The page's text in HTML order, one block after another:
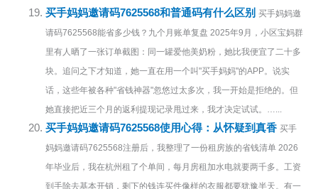
买手妈妈邀请码7625568和普通码有什么区别 买手妈妈邀
请码7625568能省多少钱？九个月账单复盘 2025年9月，小区宝妈群
里有人晒了一张订单截图：同一罐爱他美奶粉，她比我便宜了二十多
块。追问之下才知道，她一直在用一个叫"买手妈妈"的APP。说实
话，这些年被各种"省钱神器"忽悠过太多次，我一开始是拒绝的。但
她直接把近三个月的返利提现记录甩过来，我才决定试试。…...
买手妈妈邀请码7625568使用心得：从怀疑到真香 买手
妈妈邀请码7625568注册后，我整理了一份租房族的省钱清单 2026
年毕业后，我在杭州租了个单间，每月房租加水电就要两千多。工资
到手除去基本开销，剩下的钱连买件像样的衣服都要犹豫半天。有一